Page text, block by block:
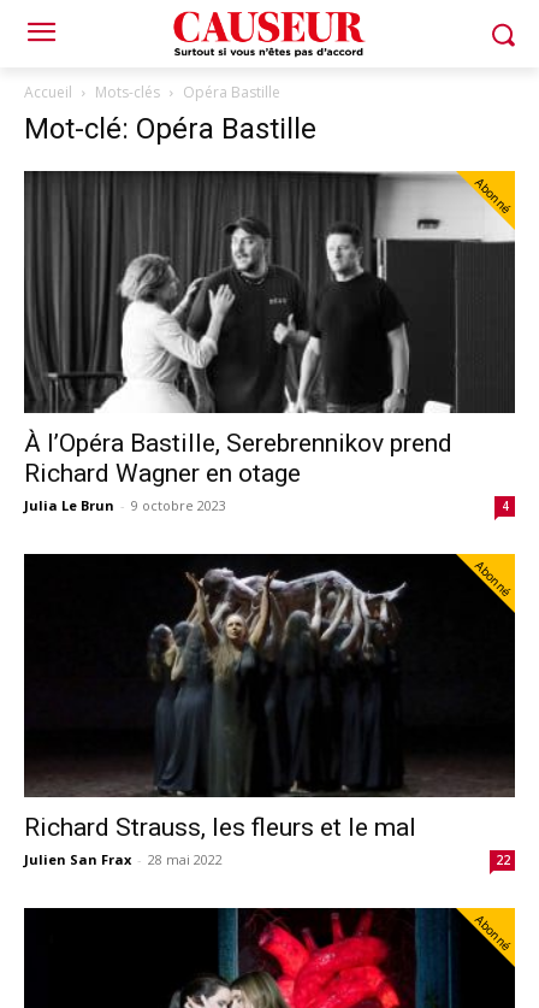
Accueil Mots-clés Opéra Bastille
Mot-clé: Opéra Bastille
Abonné
À l’Opéra Bastille, Serebrennikov prend
Richard Wagner en otage
Julia Le Brun - 9 octobre 2023 4
Abonné
Richard Strauss, les fleurs et le mal
Julien San Frax - 28 mai 2022 22
Abonné